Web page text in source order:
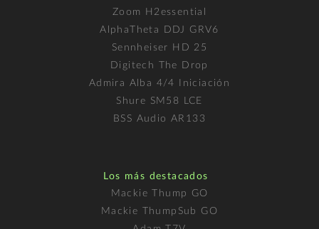
Zoom H2essential
AlphaTheta DDJ GRV6
Sennheiser HD 25
Digitech The Drop
Admira Alba 4/4 Iniciación
Shure SM58 LCE
BSS Audio AR133
Los más destacados
Mackie Thump GO
Mackie ThumpSub GO